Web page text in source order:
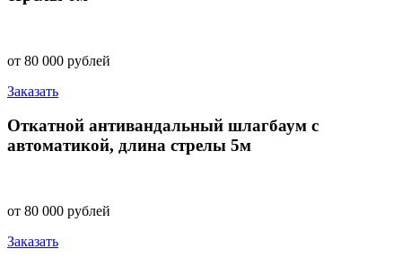
от 80 000 рублей
Заказать
Откатной антивандальный шлагбаум с
автоматикой, длина стрелы 5м
от 80 000 рублей
Заказать